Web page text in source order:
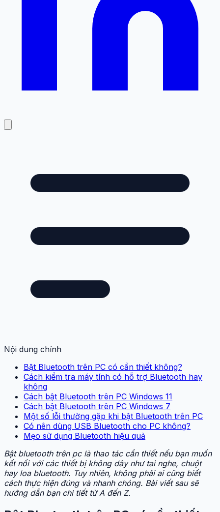
Nội dung chính
Bật Bluetooth trên PC có cần thiết không?
Cách kiểm tra máy tính có hỗ trợ Bluetooth hay
không
Cách bật Bluetooth trên PC Windows 11
Cách bật Bluetooth trên PC Windows 7
Một số lỗi thường gặp khi bật Bluetooth trên PC
Có nên dùng USB Bluetooth cho PC không?
Mẹo sử dụng Bluetooth hiệu quả
Bật bluetooth trên pc là thao tác cần thiết nếu bạn muốn
kết nối với các thiết bị không dây như tai nghe, chuột
hay loa bluetooth. Tuy nhiên, không phải ai cũng biết
cách thực hiện đúng và nhanh chóng. Bài viết sau sẽ
hướng dẫn bạn chi tiết từ A đến Z.